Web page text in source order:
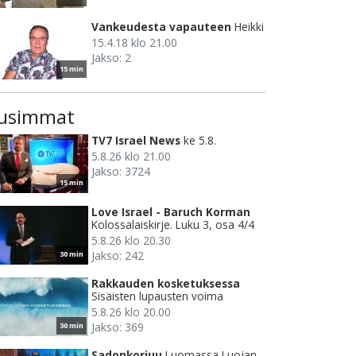
15 min
Vankeudesta vapauteen Heikki
15.4.18 klo 21.00
Jakso: 2
15 min
TV7 Israel News ke 5.8.
5.8.26 klo 21.00
Jakso: 3724
30 min
Love Israel - Baruch Korman
Kolossalaiskirje. Luku 3, osa 4/4
5.8.26 klo 20.30
Jakso: 242
30 min
Rakkauden kosketuksessa
Sisäisten lupausten voima
5.8.26 klo 20.00
Jakso: 369